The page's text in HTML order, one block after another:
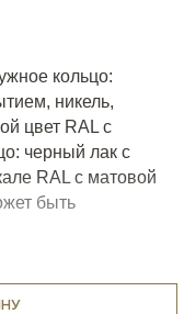
кольцо:
никель,
цвет RAL с
черный лак с
RAL с матовой
быть